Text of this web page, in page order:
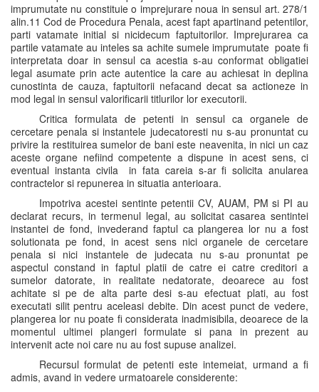
imprumutate nu constituie o imprejurare noua in sensul art. 278/1
alin.11 Cod de Procedura Penala, acest fapt apartinand petentilor,
parti vatamate initial si nicidecum faptuitorilor. Imprejurarea ca
partile vatamate au inteles sa achite sumele imprumutate poate fi
interpretata doar in sensul ca acestia s-au conformat obligatiei
legal asumate prin acte autentice la care au achiesat in deplina
cunostinta de cauza, faptuitorii nefacand decat sa actioneze in
mod legal in sensul valorificarii titlurilor lor executorii.
Critica formulata de petenti in sensul ca organele de
cercetare penala si instantele judecatoresti nu s-au pronuntat cu
privire la restituirea sumelor de bani este neavenita, in nici un caz
aceste organe nefiind competente a dispune in acest sens, ci
eventual instanta civila in fata careia s-ar fi solicita anularea
contractelor si repunerea in situatia anterioara.
Impotriva acestei sentinte petentii CV, AUAM, PM si PI au
declarat recurs, in termenul legal, au solicitat casarea sentintei
instantei de fond, invederand faptul ca plangerea lor nu a fost
solutionata pe fond, in acest sens nici organele de cercetare
penala si nici instantele de judecata nu s-au pronuntat pe
aspectul constand in faptul platii de catre ei catre creditori a
sumelor datorate, in realitate nedatorate, deoarece au fost
achitate si pe de alta parte desi s-au efectuat plati, au fost
executati silit pentru aceleasi debite. Din acest punct de vedere,
plangerea lor nu poate fi considerata inadmisibila, deoarece de la
momentul ultimei plangeri formulate si pana in prezent au
intervenit acte noi care nu au fost supuse analizei.
Recursul formulat de petenti este intemeiat, urmand a fi
admis, avand in vedere urmatoarele considerente: